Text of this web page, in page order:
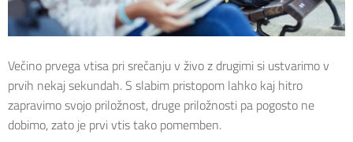
Večino prvega vtisa pri srečanju v živo z drugimi si ustvarimo v
prvih nekaj sekundah. S slabim pristopom lahko kaj hitro
zapravimo svojo priložnost, druge priložnosti pa pogosto ne
dobimo, zato je prvi vtis tako pomemben.